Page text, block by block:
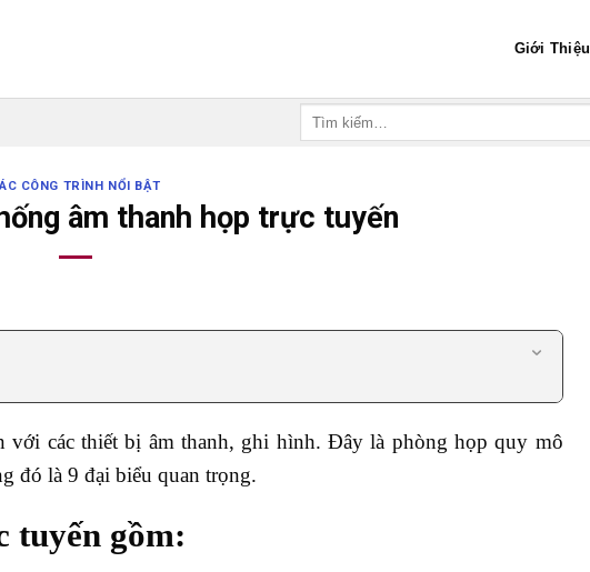
Giới Thiệu
CÔNG TRÌNH NỔI BẬT
âm thanh họp trực tuyến
với các thiết bị âm thanh, ghi hình. Đây là phòng họp quy mô
đó là 9 đại biểu quan trọng.
tuyến gồm: